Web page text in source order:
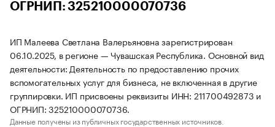
ОГРНИП: 325210000070736
ИП Малеева Светлана Валерьяновна зарегистрирован
06.10.2025, в регионе — Чувашская Республика. Основной вид
деятельности: Деятельность по предоставлению прочих
вспомогательных услуг для бизнеса, не включенная в другие
группировки. ИП присвоены реквизиты ИНН: 211700492873 и
ОГРНИП: 325210000070736.
Данные получены из публичных государственных источников.